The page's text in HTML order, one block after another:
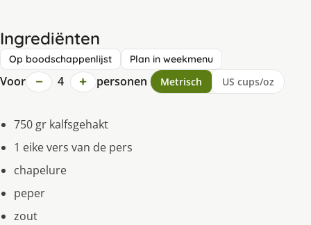
Ingrediënten
Op boodschappenlijst Plan in weekmenu
Voor − 4 + personen Metrisch US cups/oz
750 gr kalfsgehakt
1 eike vers van de pers
chapelure
peper
zout